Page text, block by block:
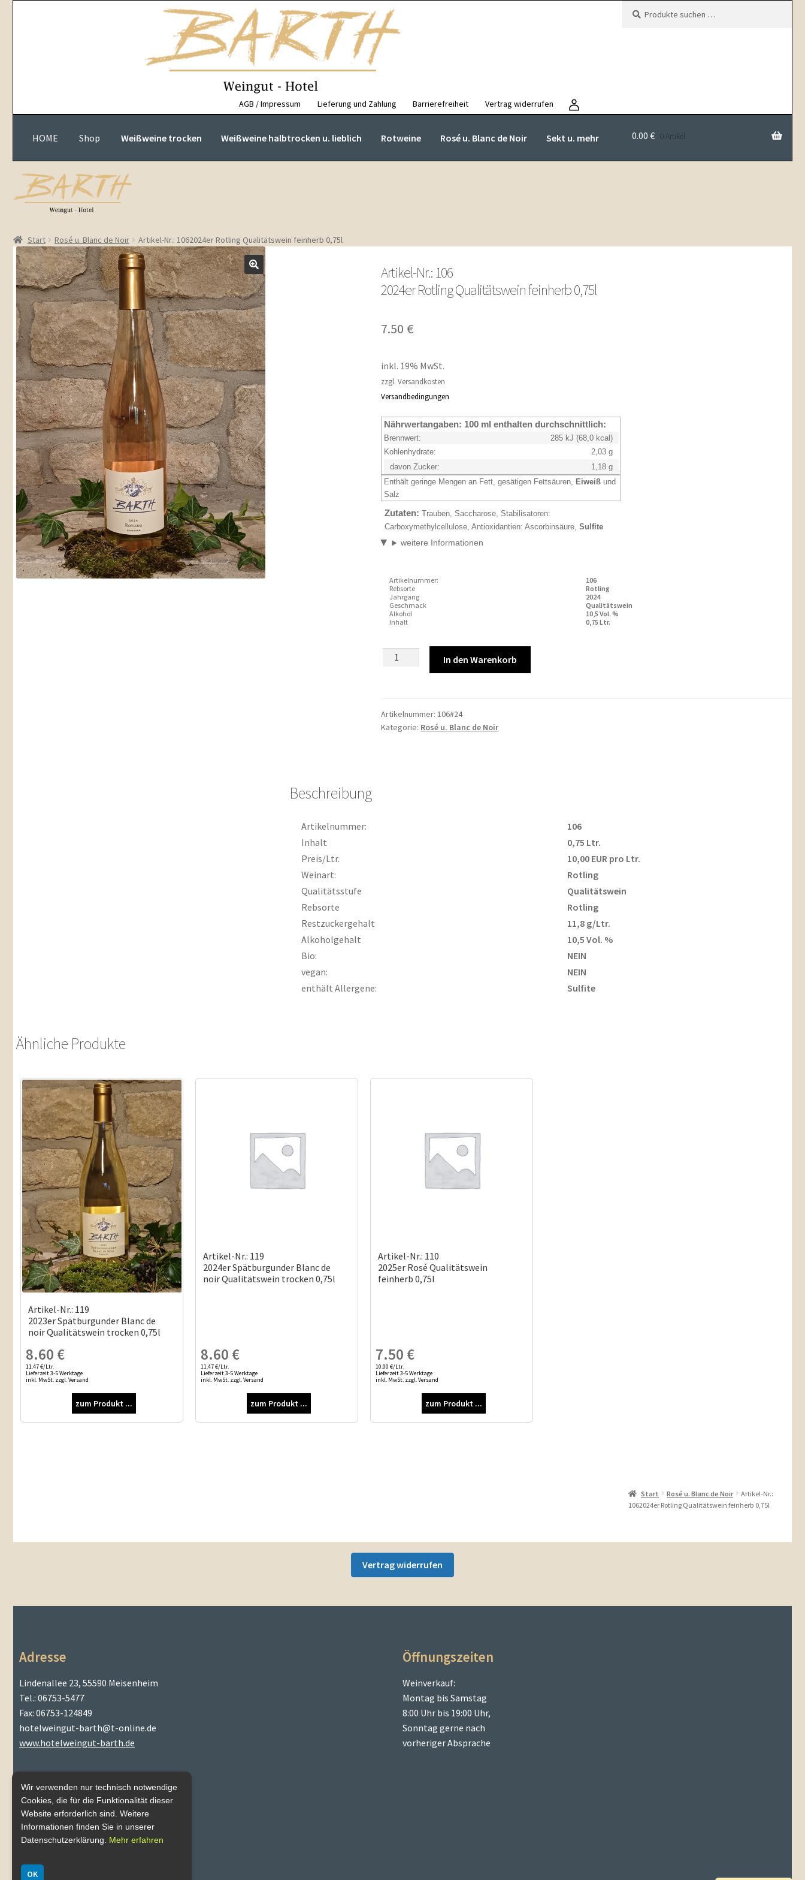
AGB / Impressum Lieferung und Zahlung Barrierefreiheit Vertrag widerrufen
nach:
HOME Shop Weißweine trocken Weißweine halbtrocken u. lieblich Rotweine Rosé u. Blanc de Noir Sekt u. mehr 0.00€ 0 Artikel
Start Rosé u. Blanc de Noir Artikel-Nr.: 1062024er Rotling Qualitätswein feinherb 0,75l
Artikel-Nr.: 106
2024er Rotling Qualitätswein feinherb 0,75l
7.50 €
inkl. 19% MwSt.
zzgl. Versandkosten
Versandbedingungen
Nährwertangaben: 100 ml enthalten durchschnittlich:
Brennwert:
285 kJ (68,0 kcal)
Kohlenhydrate:
2,03 g
davon Zucker:
1,18 g
Enthält geringe Mengen an Fett, gesätigen Fettsäuren, Eiweiß und
Salz
Zutaten: Trauben, Saccharose, Stabilisatoren:
Carboxymethylcellulose, Antioxidantien: Ascorbinsäure,Sulfite
weitere Informationen
Artikelnummer:
106
Rebsorte
Rotling
Jahrgang
2024
Geschmack
Qualitätswein
Alkohol
10,5 Vol. %
Inhalt
0,75 Ltr.
Artikel-
Qualitätswein
feinherb
In den Warenkorb
Artikelnummer:106#24
Kategorie: Rosé u. Blanc de Noir
Beschreibung
Artikelnummer:
106
Inhalt
0,75 Ltr.
Preis/Ltr.
10,00 EUR pro Ltr.
Weinart:
Rotling
Qualitätsstufe
Qualitätswein
Rebsorte
Rotling
Restzuckergehalt
11,8 g/Ltr.
Alkoholgehalt
10,5 Vol. %
Bio:
NEIN
vegan:
NEIN
enthält Allergene:
Sulfite
Ähnliche Produkte
Artikel-Nr.: 119
2023er Spätburgunder Blanc de
noir Qualitätswein trocken 0,75l
11.47 €/Ltr.
Lieferzeit 3-5 Werktage
inkl. MwSt. zzgl. Versand
8.60 €
zum Produkt ...
Artikel-Nr.: 119
2024er Spätburgunder Blanc de
noir Qualitätswein trocken 0,75l
11.47 €/Ltr.
Lieferzeit 3-5 Werktage
inkl. MwSt. zzgl. Versand
8.60 €
zum Produkt ...
Artikel-Nr.: 110
2025er Rosé Qualitätswein
feinherb 0,75l
10.00 €/Ltr.
Lieferzeit 3-5 Werktage
inkl. MwSt. zzgl. Versand
7.50 €
zum Produkt ...
Start Rosé u. Blanc de Noir
Artikel-Nr.:
1062024er Rotling Qualitätswein feinherb 0,75l
Vertrag widerrufen
Adresse
Lindenallee 23, 55590 Meisenheim
Tel.: 06753-5477
Fax: 06753-124849
hotelweingut-barth@t-online.de
www.hotelweingut-barth.de
Öffnungszeiten
Weinverkauf:
Montag bis Samstag
8:00 Uhr bis 19:00 Uhr,
Sonntag gerne nach
vorheriger Absprache
Mein Konto
Wir verwenden nur technisch notwendige
Cookies, die für die Funktionalität dieser
Website erforderlich sind. Weitere
Informationen finden Sie in unserer
Datenschutzerklärung.
Mehr erfahren
OK